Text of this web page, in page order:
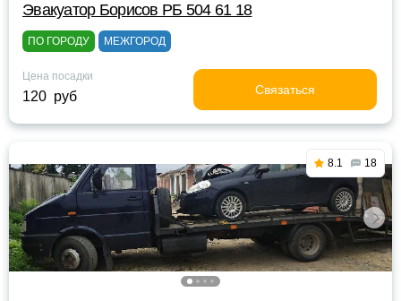
Эвакуатор Борисов РБ 504 61 18
ПО ГОРОДУ МЕЖГОРОД
Цена посадки
120 руб Связаться
8.1 18